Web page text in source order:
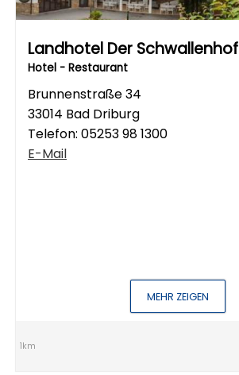
Landhotel Der Schwallenhof
Hotel - Restaurant
Brunnenstraße 34
33014 Bad Driburg
Telefon: 05253 98 1300
E-Mail
MEHR ZEIGEN
1km